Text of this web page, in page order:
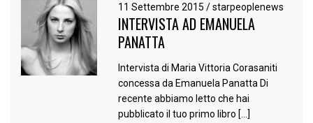
11 Settembre 2015/ starpeoplenews
INTERVISTA AD EMANUELA
PANATTA
Intervista di Maria Vittoria Corasaniti
concessa da Emanuela Panatta Di
recente abbiamo letto che hai
pubblicato il tuo primo libro […]